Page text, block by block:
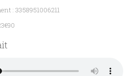
: 3358951006211